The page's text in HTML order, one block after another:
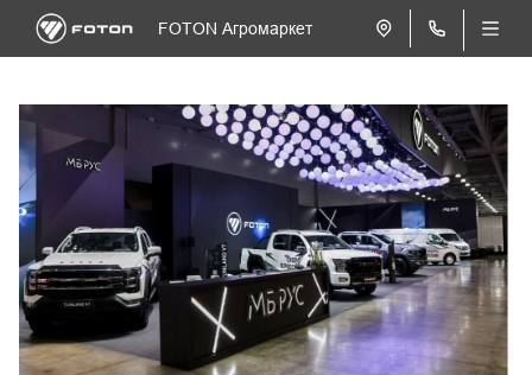
FOTON Агромаркет